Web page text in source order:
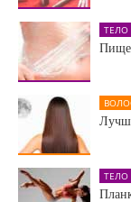
ТЕЛО
ТЕЛО